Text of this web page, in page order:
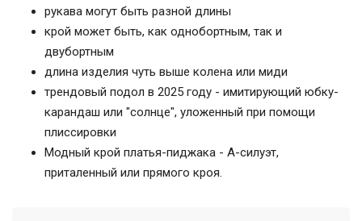
рукава могут быть разной длины
крой может быть, как однобортным, так и
двубортным
длина изделия чуть выше колена или миди
трендовый подол в 2025 году - имитирующий юбку-
карандаш или "солнце", уложенный при помощи
плиссировки
Модный крой платья-пиджака - А-силуэт,
приталенный или прямого кроя.